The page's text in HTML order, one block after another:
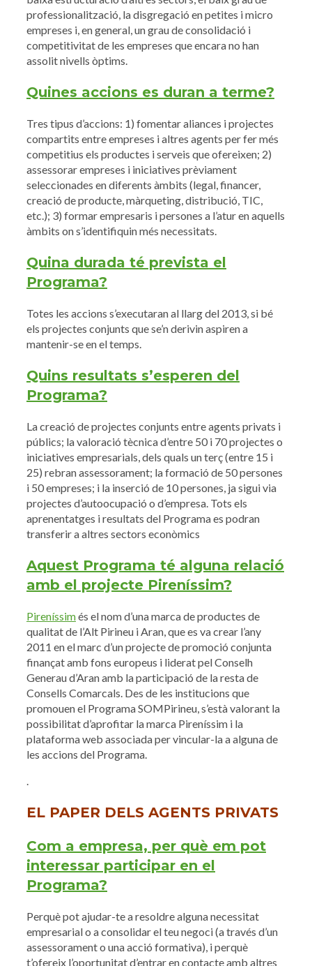
professionalització, la disgregació en petites i micro
empreses i, en general, un grau de consolidació i
competitivitat de les empreses que encara no han
assolit nivells òptims.
Quines accions es duran a terme?
Tres tipus d’accions: 1) fomentar aliances i projectes
compartits entre empreses i altres agents per fer més
competitius els productes i serveis que ofereixen; 2)
assessorar empreses i iniciatives prèviament
seleccionades en diferents àmbits (legal, financer,
creació de producte, màrqueting, distribució, TIC,
etc.); 3) formar empresaris i persones a l’atur en aquells
àmbits on s’identifiquin més necessitats.
Quina durada té prevista el
Programa?
Totes les accions s’executaran al llarg del 2013, si bé
els projectes conjunts que se’n derivin aspiren a
mantenir-se en el temps.
Quins resultats s’esperen del
Programa?
La creació de projectes conjunts entre agents privats i
públics; la valoració tècnica d’entre 50 i 70 projectes o
iniciatives empresarials, dels quals un terç (entre 15 i
25) rebran assessorament; la formació de 50 persones
i 50 empreses; i la inserció de 10 persones, ja sigui via
projectes d’autoocupació o d’empresa. Tots els
aprenentatges i resultats del Programa es podran
transferir a altres sectors econòmics
Aquest Programa té alguna relació
amb el projecte Pireníssim?
Pireníssimés el nom d’una marca de productes de
qualitat de l’Alt Pirineu i Aran, que es va crear l’any
2011 en el marc d’un projecte de promoció conjunta
finançat amb fons europeus i liderat pel Conselh
Generau d’Aran amb la participació de la resta de
Consells Comarcals. Des de les institucions que
promouen el Programa SOMPirineu, s’està valorant la
possibilitat d’aprofitar la marca Pireníssim i la
plataforma web associada per vincular-la a alguna de
les accions del Programa.
.
EL PAPER DELS AGENTS PRIVATS
Com a empresa, per què em pot
interessar participar en el
Programa?
Perquè pot ajudar-te a resoldre alguna necessitat
empresarial o a consolidar el teu negoci (a través d’un
assessorament o una acció formativa), i perquè
t’ofereix l’oportunitat d’entrar en contacte amb altres